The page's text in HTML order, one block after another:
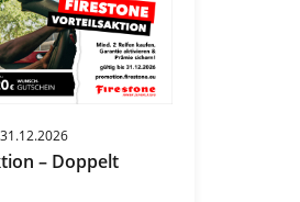
– Doppelt